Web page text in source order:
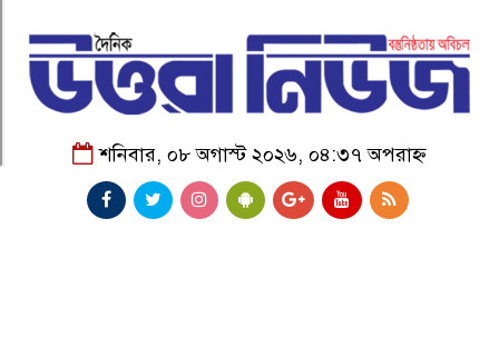
শনিবার, ০৮ অগাস্ট ২০২৬, ০৪:৩৭ অপরাহ্ন